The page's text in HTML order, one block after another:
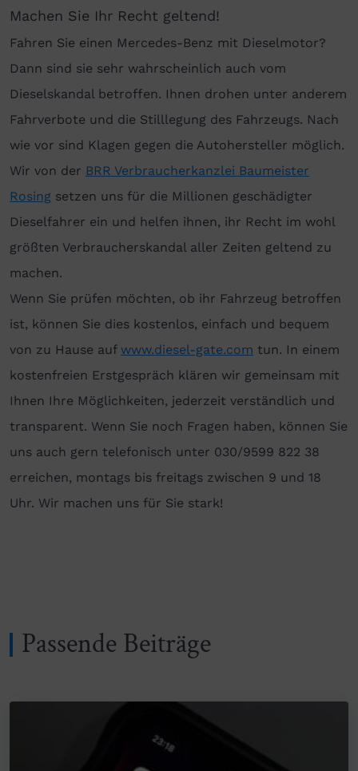
Machen Sie Ihr Recht geltend!
Fahren Sie einen Mercedes-Benz mit Dieselmotor?
Dann sind sie sehr wahrscheinlich auch vom
Dieselskandal betroffen. Ihnen drohen unter anderem
Fahrverbote und die Stilllegung des Fahrzeugs. Nach
wie vor sind Klagen gegen die Autohersteller möglich.
Wir von der BRR Verbraucherkanzlei Baumeister
Rosing setzen uns für die Millionen geschädigter
Dieselfahrer ein und helfen ihnen, ihr Recht im wohl
größten Verbraucherskandal aller Zeiten geltend zu
machen.
Wenn Sie prüfen möchten, ob ihr Fahrzeug betroffen
ist, können Sie dies kostenlos, einfach und bequem
von zu Hause auf www.diesel-gate.com tun. In einem
kostenfreien Erstgespräch klären wir gemeinsam mit
Ihnen Ihre Möglichkeiten, jederzeit verständlich und
transparent. Wenn Sie noch Fragen haben, können Sie
uns auch gern telefonisch unter 030/9599 822 38
erreichen, montags bis freitags zwischen 9 und 18
Uhr. Wir machen uns für Sie stark!
Passende Beiträge